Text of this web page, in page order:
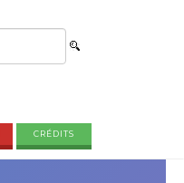
CRÉDITS